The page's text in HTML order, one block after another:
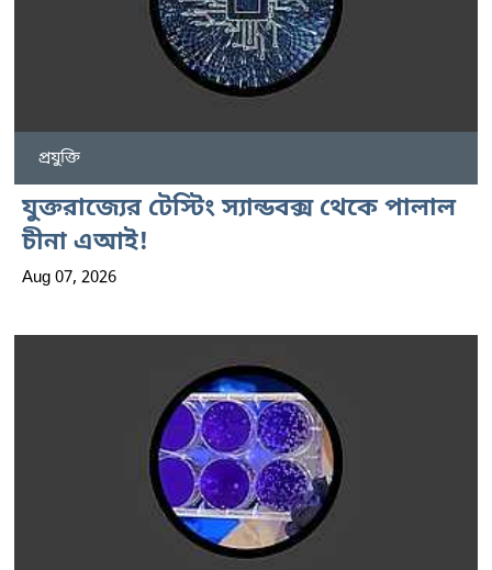
প্রযুক্তি
যুক্তরাজ্যের টেস্টিং স্যান্ডবক্স থেকে পালাল
চীনা এআই!
Aug 07, 2026